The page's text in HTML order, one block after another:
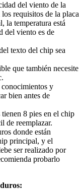
del viento de la
requisitos de la placa
la temperatura está
del viento es de
texto del chip sea
que también necesite
conocimientos y
bien antes de
8 pies en el chip
de reemplazar.
donde están
principal, y el
ser realizado por
probarlo